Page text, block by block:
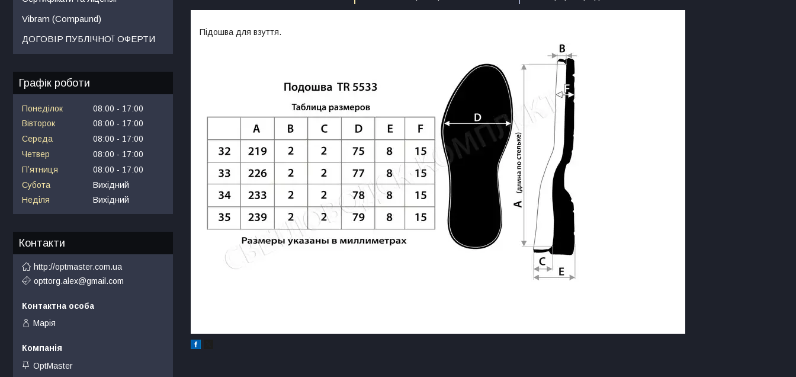
Підошва для взуття.
Vibram (Compaund)
ДОГОВІР ПУБЛІЧНОЇ ОФЕРТИ
Графік роботи
Понеділок 08:00
17:00
Вівторок
08:00
17:00
Середа
08:00
17:00
Четвер
08:00
17:00
Пʼятниця
08:00
17:00
Субота
Вихідний
Неділя
Вихідний
Контакти
http://optmaster.com.ua
opttorg.alex@gmail.com
Марія
OptMaster